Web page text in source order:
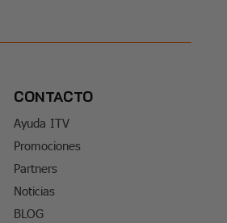
CONTACTO
Ayuda ITV
Promociones
Partners
Noticias
BLOG